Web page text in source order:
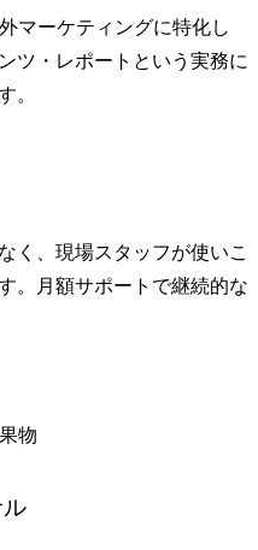
マーケティングに特化し
ツ・レポートという実務に
。
く、現場スタッフが使いこ
。月額サポートで継続的な
物